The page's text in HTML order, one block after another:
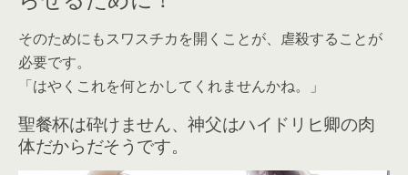
そのためにもスワスチカを開くことが、虐殺することが
必要です。
「はやくこれを何とかしてくれませんかね。」
聖餐杯は砕けません、神父はハイドリヒ卿の肉
体だからだそうです。